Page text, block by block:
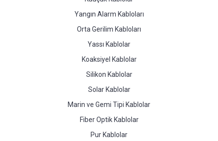
Yangın Alarm Kabloları
Orta Gerilim Kabloları
Yassı Kablolar
Koaksiyel Kablolar
Silikon Kablolar
Solar Kablolar
Marin ve Gemi Tipi Kablolar
Fiber Optik Kablolar
Pur Kablolar